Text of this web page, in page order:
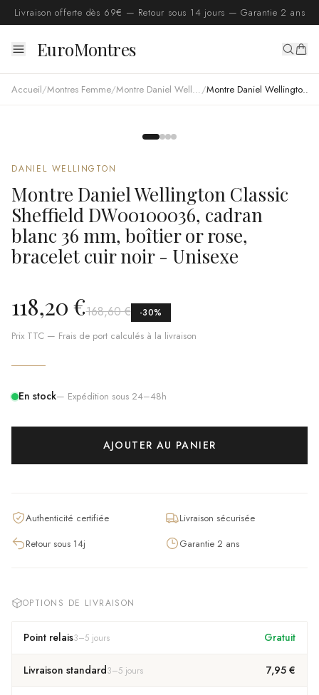
Livraison offerte dès 69€ — Retour sous 14 jours — Garantie 2 ans
EuroMontres
Accueil/Montres Femme/ Montre Daniel Wellington femme/ Montre Daniel Wellington Classic Sheffield DW00100036, cadran blanc 36 mm, boîtier or rose, bracelet cuir noir - Unisexe
DANIEL WELLINGTON
Montre Daniel Wellington Classic
Sheffield DW00100036, cadran
blanc 36 mm, boîtier or rose,
bracelet cuir noir - Unisexe
118,20 €168,60 € -30%
Prix TTC — Frais de port calculés à la livraison
En stock— Expédition sous 24–48h
AJOUTER AU PANIER
Authenticité certifiée
Livraison sécurisée
Retour sous 14j
Garantie 2 ans
OPTIONS DE LIVRAISON
Point relais3–5 jours Gratuit
Livraison standard3–5 jours 7,95 €